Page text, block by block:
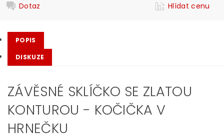
Dotaz
Hlídat cenu
POPIS
DISKUZE
ZÁVĚSNÉ SKLÍČKO SE ZLATOU
KONTUROU - KOČIČKA V
HRNEČKU